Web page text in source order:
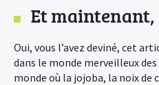
Et maintenant,
Oui, vous l’avez deviné, cet
dans le monde merveilleux
monde où la jojoba, la noix de